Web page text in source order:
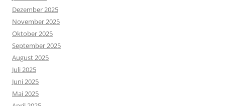
Dezember 2025
November 2025
Oktober 2025
September 2025
August 2025
Juli 2025
Juni 2025
Mai 2025